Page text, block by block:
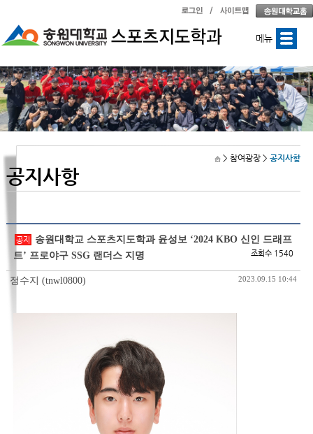
메뉴
> 참여광장 >공지사항
공지사항
공지
송원대학교 스포츠지도학과 윤성보 ‘2024 KBO 신인 드래프
트’ 프로야구 SSG 랜더스 지명
조회수 1540
정수지 (tnwl0800) 2023.09.15 10:44